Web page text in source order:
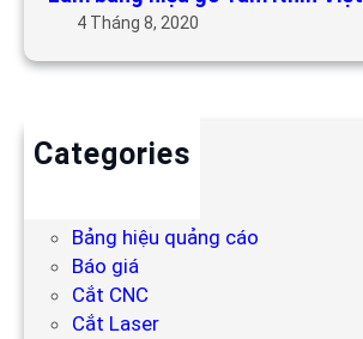
4 Tháng 8, 2020
Categories
Bảng hiệu quảng cáo
Báo giá
Cắt CNC
Cắt Laser